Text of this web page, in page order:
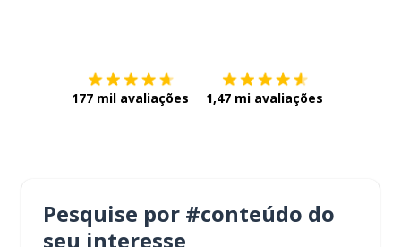
177 mil avaliações 1,47 mi avaliações
Pesquise por #conteúdo do
seu interesse